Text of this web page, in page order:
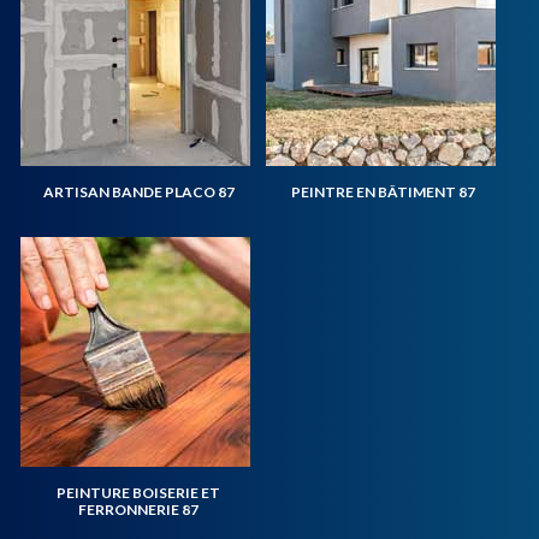
ARTISAN BANDE PLACO 87 PEINTRE EN BÂTIMENT 87
PEINTURE BOISERIE ET
FERRONNERIE 87